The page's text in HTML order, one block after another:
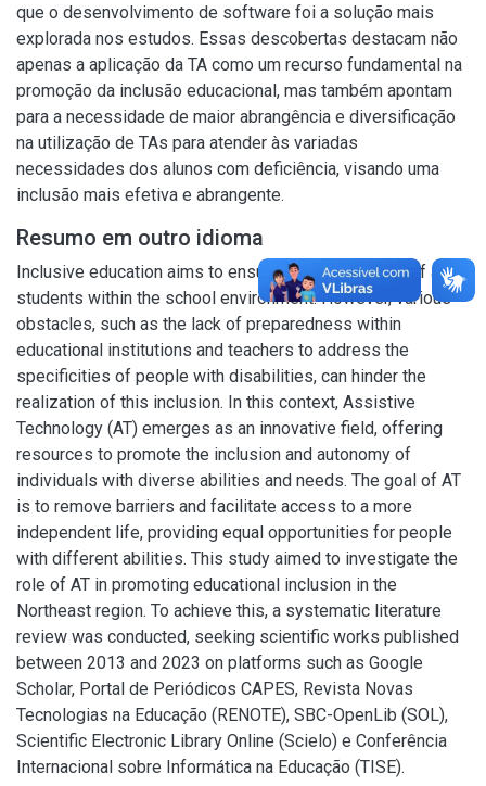
que o desenvolvimento de software foi a solução mais
explorada nos estudos. Essas descobertas destacam não
apenas a aplicação da TA como um recurso fundamental na
promoção da inclusão educacional, mas também apontam
para a necessidade de maior abrangência e diversificação
na utilização de TAs para atender às variadas
necessidades dos alunos com deficiência, visando uma
inclusão mais efetiva e abrangente.
Resumo em outro idioma
Inclusive education aims to ensure the participation of all
students within the school environment. However, various
obstacles, such as the lack of preparedness within
educational institutions and teachers to address the
specificities of people with disabilities, can hinder the
realization of this inclusion. In this context, Assistive
Technology (AT) emerges as an innovative field, offering
resources to promote the inclusion and autonomy of
individuals with diverse abilities and needs. The goal of AT
is to remove barriers and facilitate access to a more
independent life, providing equal opportunities for people
with different abilities. This study aimed to investigate the
role of AT in promoting educational inclusion in the
Northeast region. To achieve this, a systematic literature
review was conducted, seeking scientific works published
between 2013 and 2023 on platforms such as Google
Scholar, Portal de Periódicos CAPES, Revista Novas
Tecnologias na Educação (RENOTE), SBC-OpenLib (SOL),
Scientific Electronic Library Online (Scielo) e Conferência
Internacional sobre Informática na Educação (TISE).